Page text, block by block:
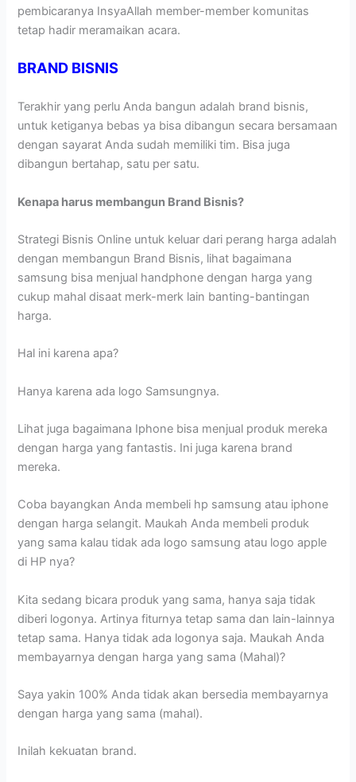
pembicaranya InsyaAllah member-member komunitas
tetap hadir meramaikan acara.
BRAND BISNIS
Terakhir yang perlu Anda bangun adalah brand bisnis,
untuk ketiganya bebas ya bisa dibangun secara bersamaan
dengan sayarat Anda sudah memiliki tim. Bisa juga
dibangun bertahap, satu per satu.
Kenapa harus membangun Brand Bisnis?
Strategi Bisnis Online untuk keluar dari perang harga adalah
dengan membangun Brand Bisnis, lihat bagaimana
samsung bisa menjual handphone dengan harga yang
cukup mahal disaat merk-merk lain banting-bantingan
harga.
Hal ini karena apa?
Hanya karena ada logo Samsungnya.
Lihat juga bagaimana Iphone bisa menjual produk mereka
dengan harga yang fantastis. Ini juga karena brand
mereka.
Coba bayangkan Anda membeli hp samsung atau iphone
dengan harga selangit. Maukah Anda membeli produk
yang sama kalau tidak ada logo samsung atau logo apple
di HP nya?
Kita sedang bicara produk yang sama, hanya saja tidak
diberi logonya. Artinya fiturnya tetap sama dan lain-lainnya
tetap sama. Hanya tidak ada logonya saja. Maukah Anda
membayarnya dengan harga yang sama (Mahal)?
Saya yakin 100% Anda tidak akan bersedia membayarnya
dengan harga yang sama (mahal).
Inilah kekuatan brand.